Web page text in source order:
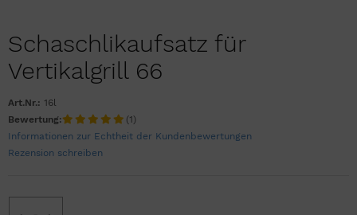
Schaschlikaufsatz für
Vertikalgrill 66
Art.Nr.: 16l
Bewertung:
(1)
Informationen zur Echtheit der Kundenbewertungen
Rezension schreiben